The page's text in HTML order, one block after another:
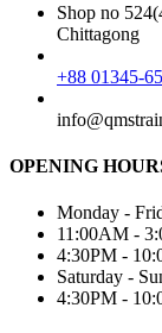
Shop no
Chittagong
+88 01345-
OPENING
Monday -
11:00AM -
4:30PM -
Saturday -
4:30PM -